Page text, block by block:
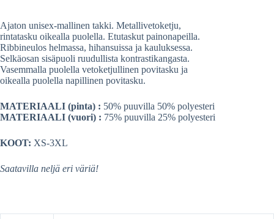
Ajaton unisex-mallinen takki. Metallivetoketju,
rintatasku oikealla puolella. Etutaskut painonapeilla.
Ribbineulos helmassa, hihansuissa ja kauluksessa.
Selkäosan sisäpuoli ruudullista kontrastikangasta.
Vasemmalla puolella vetoketjullinen povitasku ja
oikealla puolella napillinen povitasku.
MATERIAALI (pinta) : 50% puuvilla 50% polyesteri
MATERIAALI (vuori) : 75% puuvilla 25% polyesteri
KOOT: XS-3XL
Saatavilla neljä eri väriä!